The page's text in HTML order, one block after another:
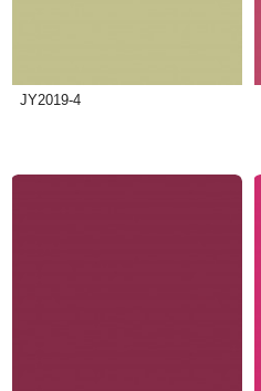
JY2019-4